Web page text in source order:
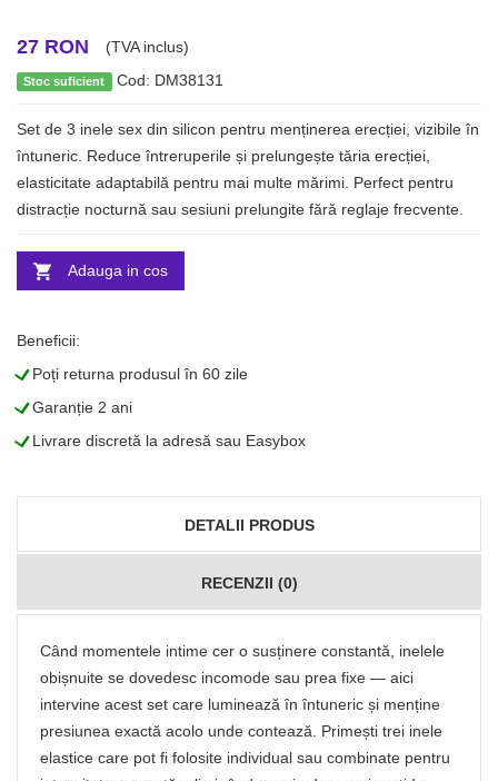
27 RON (TVA inclus)
Stoc suficient Cod: DM38131
Set de 3 inele sex din silicon pentru menținerea erecției, vizibile în
întuneric. Reduce întreruperile și prelungește tăria erecției,
elasticitate adaptabilă pentru mai multe mărimi. Perfect pentru
distracție nocturnă sau sesiuni prelungite fără reglaje frecvente.
Adauga in cos
Beneficii:
LPoți returna produsul în 60 zile
LGaranție 2 ani
LLivrare discretă la adresă sau Easybox
DETALII PRODUS
RECENZII (0)
Când momentele intime cer o susținere constantă, inelele
obișnuite se dovedesc incomode sau prea fixe — aici
intervine acest set care luminează în întuneric și menține
presiunea exactă acolo unde contează. Primești trei inele
elastice care pot fi folosite individual sau combinate pentru